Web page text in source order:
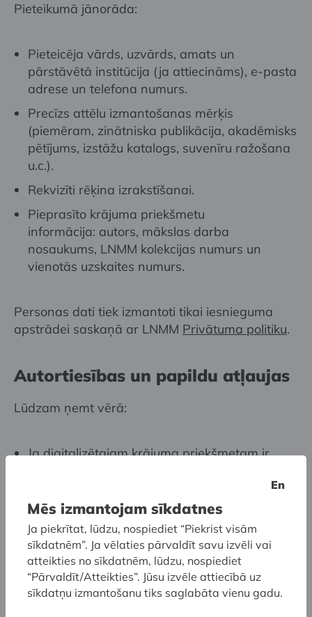
Pieteikumā jānorāda:
Pieteicēja vārds, uzvārds, amats un
pārstāvētā institūcija (ja attiecināms), e-pasta
adrese un telefona numurs.
Precīzs attēlu izmantošanas mērķis
(piemēram, zinātniska publikācija, akadēmisks
pētījums, izstāžu katalogs, suvenīru ražošana
u.c.).
Rekvizīti rēķina izrakstīšanai.
Pieprasīto krājuma priekšmetu
informācija: autors, mākslas darba
nosaukums, LNMM kolekcijas numurs un
vienotās uzskaites numurs.
Personas dati tiek izmantoti tikai iesnieguma
apstrādei saskaņā ar LNMM Privātuma politiku.
Autortiesības un papildu atļaujas
Lūdzam ņemt vērā:
Ja digitalizētajam krājuma priekšmetam ir
pieprasītājs ir personīgi atbildīgs par papildu
autortiesību atļauju iegūšanu no tiesību
turētājiem.
Iegūtās datnes drīkst izmantot tikai
norādītajam mērķim un nav atļauts nodot vai
pārdot trešajām personām.
En
Mēs izmantojam sīkdatnes
Ja piekrītat, lūdzu, nospiediet “Piekrist visām
sīkdatnēm”. Ja vēlaties pārvaldīt savu izvēli vai
atteikties no sīkdatnēm, lūdzu, nospiediet
“Pārvaldīt/Atteikties”. Jūsu izvēle attiecībā uz
sīkdatņu izmantošanu tiks saglabāta vienu gadu.